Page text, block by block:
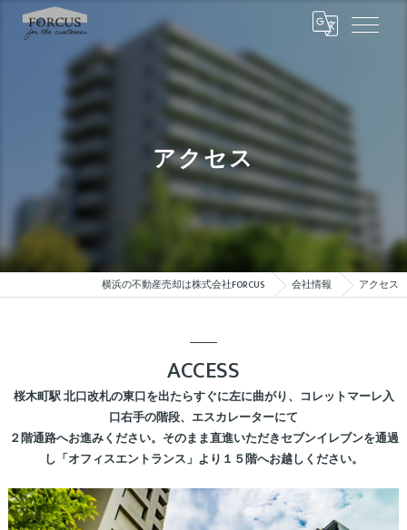
アクセス
横浜の不動産売却は株式会社FORCUS 会社情報 アクセス
桜木町駅 北口改札の東口を出たらすぐに左に曲がり、コレットマーレ入
口右手の階段、エスカレーターにて
２階通路へお進みください。そのまま直進いただきセブンイレブンを通過
し「オフィスエントランス」より１５階へお越しください。
ACCESS